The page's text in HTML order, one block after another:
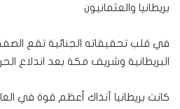
بريطانيا والعثمانيون
في قلب تحقيقاته الجنائية تقع
البريطانية وشريف مكة بعد اندلاع
كانت بريطانيا آنذاك أعظم قوة في